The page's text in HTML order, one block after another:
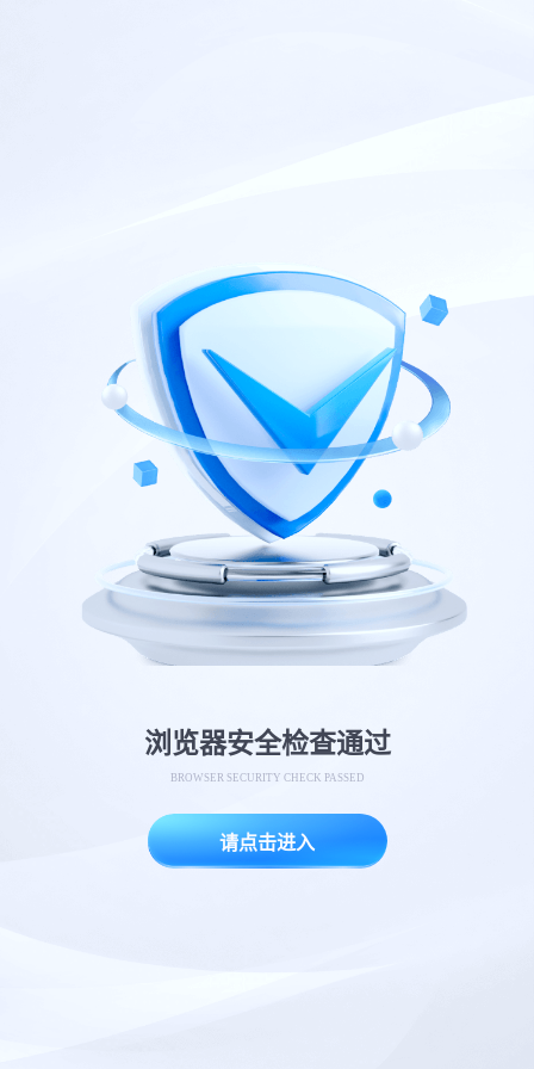
浏览器安全检查通过
BROWSER SECURITY CHECK PASSED
请点击进入